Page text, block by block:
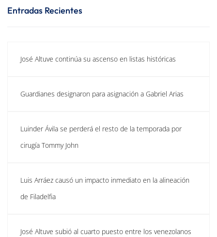
Entradas Recientes
José Altuve continúa su ascenso en listas históricas
Guardianes designaron para asignación a Gabriel Arias
Luinder Ávila se perderá el resto de la temporada por
cirugía Tommy John
Luis Arráez causó un impacto inmediato en la alineación
de Filadelfia
José Altuve subió al cuarto puesto entre los venezolanos